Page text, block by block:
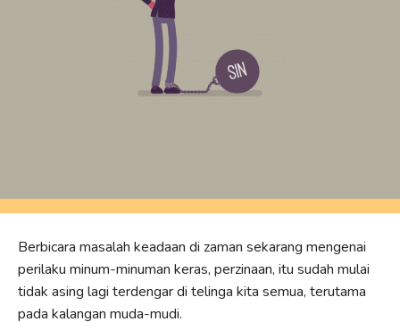
Berbicara masalah keadaan di zaman sekarang mengenai
perilaku minum-minuman keras, perzinaan, itu sudah mulai
tidak asing lagi terdengar di telinga kita semua, terutama
pada kalangan muda-mudi.